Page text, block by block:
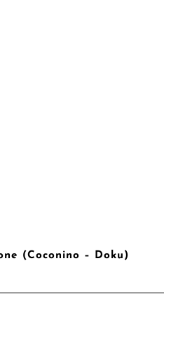
(Coconino – Doku)